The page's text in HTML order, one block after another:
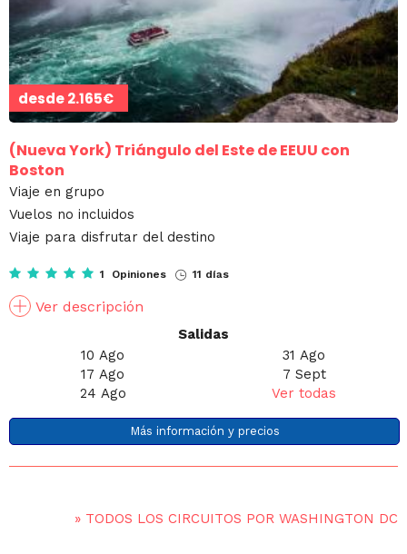
desde2.165€
(Nueva York) Triángulo del Este de EEUU con
Boston
Viaje en grupo
Vuelos no incluidos
Viaje para disfrutar del destino
1 Opiniones 11 días
Ver descripción
Salidas
10 Ago
17 Ago
24 Ago
31 Ago
7 Sept
Ver todas
Más información y precios
» TODOS LOS CIRCUITOS POR WASHINGTON DC